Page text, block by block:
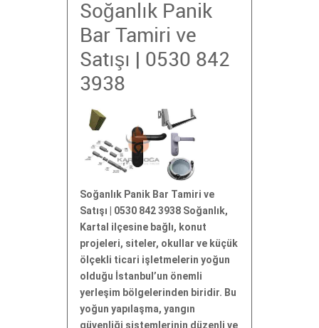
Soğanlık Panik
Bar Tamiri ve
Satışı | 0530 842
3938
Soğanlık Panik Bar Tamiri ve
Satışı | 0530 842 3938 Soğanlık,
Kartal ilçesine bağlı, konut
projeleri, siteler, okullar ve küçük
ölçekli ticari işletmelerin yoğun
olduğu İstanbul’un önemli
yerleşim bölgelerinden biridir. Bu
yoğun yapılaşma, yangın
güvenliği sistemlerinin düzenli ve